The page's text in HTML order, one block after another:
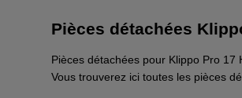
Pièces détachées
Pièces détachées pour Klippo Pro 17
Vous trouverez ici toutes les pièces